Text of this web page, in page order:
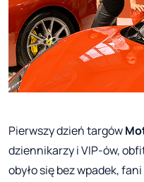
Pierwszy dzień targów
dziennikarzy i VIP-ów,
obyło się bez wpadek,